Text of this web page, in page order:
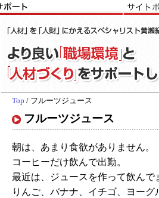
Top / フルーツジュース
フルーツジュース
朝は、あまり食欲がありません。
コーヒーだけ飲んで出勤。
最近は、ジュースを作って飲んで
りんご、バナナ、イチゴ、ヨー